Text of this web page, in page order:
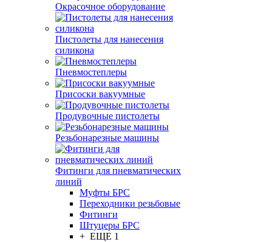
Окрасочное оборудование
Пистолеты для нанесения
силикона
Пневмостеплеры
Присоски вакуумные
Продувочные пистолеты
Резьбонарезные машины
Фитинги для пневматических
линий
Муфты БРС
Переходники резьбовые
Фитинги
Штуцеры БРС
+ ЕЩЕ 1